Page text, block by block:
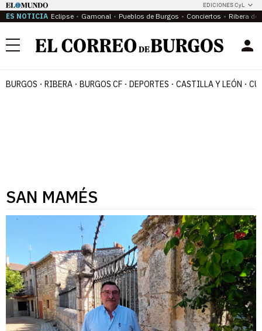
EDICIONES CyL
ES NOTICIA Eclipse Gamonal Pueblos de Burgos Conciertos Ribera del
Menú
BURGOS RIBERA BURGOS CF DEPORTES CASTILLA Y LEÓN
SAN MAMÉS